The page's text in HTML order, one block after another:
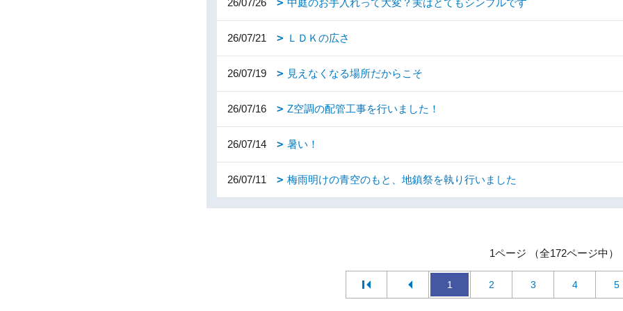
26/07/26 中庭のお手入れって大変？実はとてもシンプルです
26/07/21 ＬＤＫの広さ
26/07/19 見えなくなる場所だからこそ
26/07/16 Z空調の配管工事を行いました！
26/07/14 暑い！
26/07/11 梅雨明けの青空のもと、地鎮祭を執り行いました
1ページ （全172ページ中）
1 2 3 4 5